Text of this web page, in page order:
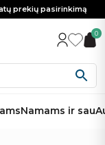
prekių pasirinkimą
0
Namams ir sau